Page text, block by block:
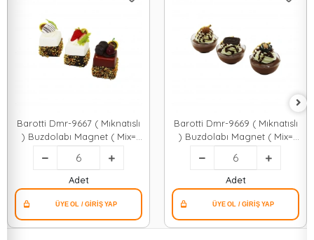
Barotti Dmr-9667 ( Mıknatıslı
) Buzdolabı Magnet ( Mix=
Mini Kek & Pasta )*6x50
Adet
Barotti Dmr-9669 ( Mıknatıslı
) Buzdolabı Magnet ( Mix=
Mini Muffin & Kek Kalıbı
)*6x50
Adet